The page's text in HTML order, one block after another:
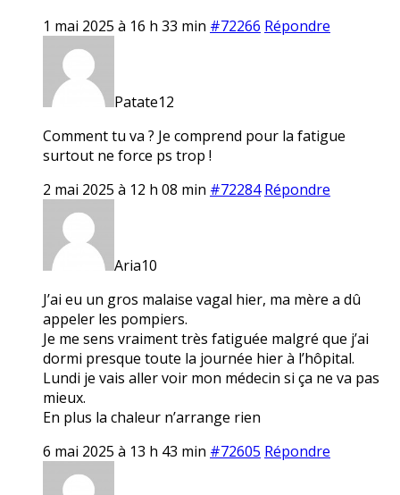
1 mai 2025 à 16 h 33 min #72266 Répondre
Patate12
Comment tu va ? Je comprend pour la fatigue
surtout ne force ps trop !
2 mai 2025 à 12 h 08 min #72284 Répondre
Aria10
J’ai eu un gros malaise vagal hier, ma mère a dû
appeler les pompiers.
Je me sens vraiment très fatiguée malgré que j’ai
dormi presque toute la journée hier à l’hôpital.
Lundi je vais aller voir mon médecin si ça ne va pas
mieux.
En plus la chaleur n’arrange rien
6 mai 2025 à 13 h 43 min #72605 Répondre